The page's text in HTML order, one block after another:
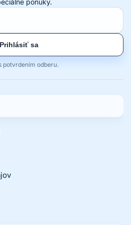
ponuky.
Prihlásiť sa
potvrdením odberu.